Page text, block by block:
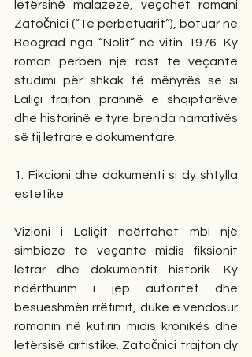
letërsinë malazeze, veçohet romani
Zatočnici (“Të përbetuarit”), botuar në
Beograd nga “Nolit” në vitin 1976. Ky
roman përbën një rast të veçantë
studimi për shkak të mënyrës se si
Laliçi trajton praninë e shqiptarëve
dhe historinë e tyre brenda narrativës
së tij letrare e dokumentare.
1. Fikcioni dhe dokumenti si dy shtylla
estetike
Vizioni i Laliçit ndërtohet mbi një
simbiozë të veçantë midis fiksionit
letrar dhe dokumentit historik. Ky
ndërthurim i jep autoritet dhe
besueshmëri rrëfimit, duke e vendosur
romanin në kufirin midis kronikës dhe
letërsisë artistike. Zatočnici trajton dy